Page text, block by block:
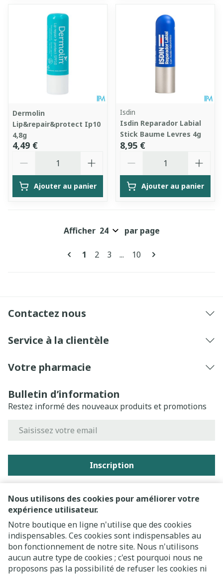
Nous utilisons des cookies pour améliorer votre
expérience utilisateur.
Notre boutique en ligne n'utilise que des cookies
indispensables. Ces cookies sont indispensables au
bon fonctionnement de notre site. Nous n'utilisons
aucun autre type de cookies ; c'est pourquoi nous ne
proposons pas la possibilité de refuser les cookies ni
Dermolin
Lip&repair&protect Ip10
4,8g
4,49 €
Ajouter au panier
Isdin
Isdin Reparador Labial
Stick Baume Levres 4g
8,95 €
Ajouter au panier
Pages
Vous lisez actuellement la page
1 Page
2 Page
3 ... Page
10
Afficher par page
Contactez nous
Service à la clientèle
Votre pharmacie
Bulletin d’information
Restez informé des nouveaux produits et promotions
Inscription
En cliquant sur s'abonner, vous vous abonnez à notre
newsletter et acceptez notrepolitique de confidentialité.